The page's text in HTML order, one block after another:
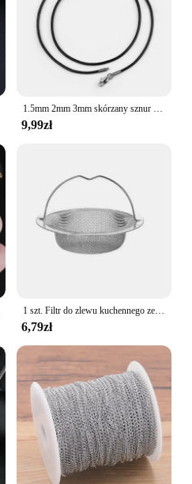
1.5mm 2mm 3mm skórzany sznur czarny naszyjnik łańcuch ze stali nierdzewnej karabińczyk złącze okrągłe woskowane liny dla kobiet mężczyzn
9,99zł
1 szt. Filtr do zlewu kuchennego ze stali nierdzewnej, łapacz pozostałości żywności na śmieci/łapywacza włosów, utrzymuje wannę
6,79zł